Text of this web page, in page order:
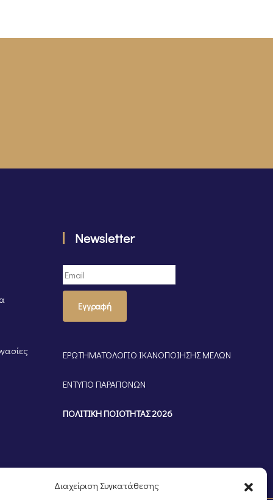
Διαχείριση Συγκατάθεσης
Newsletter
Εγγραφή
ΕΡΩΤΗΜΑΤΟΛΟΓΙΟ ΙΚΑΝΟΠΟΙΗΣΗΣ ΜΕΛΩΝ
ΕΝΤΥΠΟ ΠΑΡΑΠΟΝΩΝ
ΠΟΛΙΤΙΚΗ ΠΟΙΟΤΗΤΑΣ 2026